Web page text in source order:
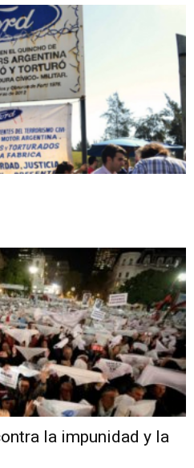
la impunidad y la